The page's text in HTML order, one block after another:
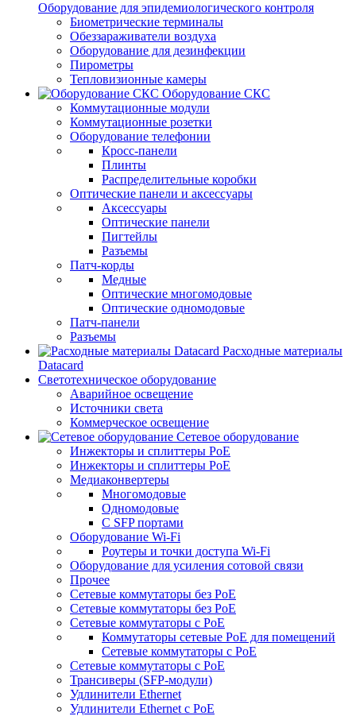
Оборудование для эпидемиологического контроля
Биометрические терминалы
Обеззараживатели воздуха
Оборудование для дезинфекции
Пирометры
Тепловизионные камеры
Оборудование СКС
Коммутационные модули
Коммутационные розетки
Оборудование телефонии
Кросс-панели
Плинты
Распределительные коробки
Оптические панели и аксессуары
Аксессуары
Оптические панели
Пигтейлы
Разъемы
Патч-корды
Медные
Оптические многомодовые
Оптические одномодовые
Патч-панели
Разъемы
Расходные материалы
Datacard
Светотехническое оборудование
Аварийное освещение
Источники света
Коммерческое освещение
Сетевое оборудование
Инжекторы и сплиттеры PoE
Инжекторы и сплиттеры РоЕ
Медиаконвертеры
Многомодовые
Одномодовые
С SFP портами
Оборудование Wi-Fi
Роутеры и точки доступа Wi-Fi
Оборудование для усиления сотовой связи
Прочее
Сетевые коммутаторы без PoE
Сетевые коммутаторы без РоЕ
Сетевые коммутаторы с PoE
Коммутаторы сетевые PoE для помещений
Сетевые коммутаторы с PoE
Сетевые коммутаторы с РоЕ
Трансиверы (SFP-модули)
Удлинители Ethernet
Удлинители Ethernet с PoE